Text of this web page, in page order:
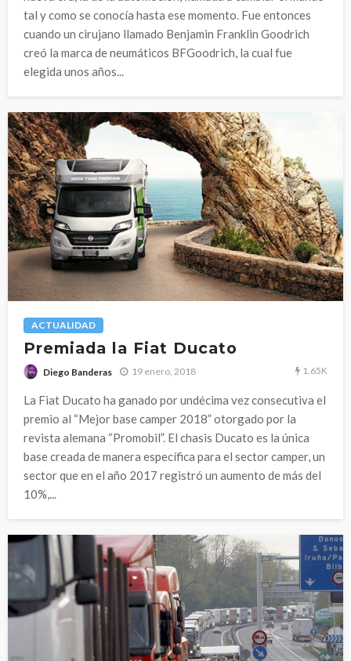
tal y como se conocía hasta ese momento. Fue entonces
cuando un cirujano llamado Benjamin Franklin Goodrich
creó la marca de neumáticos BFGoodrich, la cual fue
elegida unos años...
ACTUALIDAD
Premiada la Fiat Ducato
Diego Banderas 19 enero, 2018 1.65K
La Fiat Ducato ha ganado por undécima vez consecutiva el
premio al “Mejor base camper 2018” otorgado por la
revista alemana “Promobil”. El chasis Ducato es la única
base creada de manera específica para el sector camper, un
sector que en el año 2017 registró un aumento de más del
10%,...